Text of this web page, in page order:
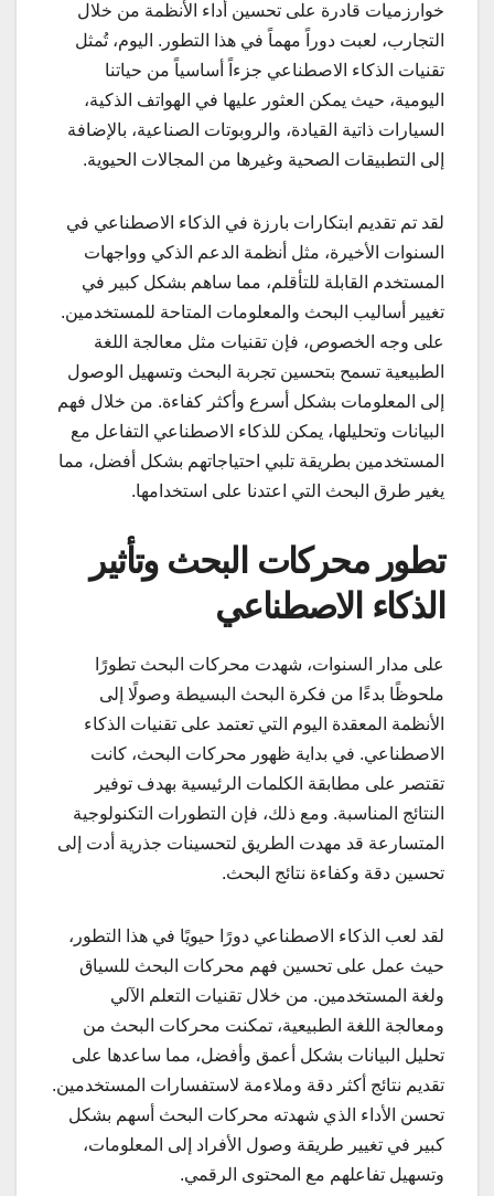
خوارزميات قادرة على تحسين أداء الأنظمة من خلال
التجارب، لعبت دوراً مهماً في هذا التطور. اليوم، تُمثل
تقنيات الذكاء الاصطناعي جزءاً أساسياً من حياتنا
اليومية، حيث يمكن العثور عليها في الهواتف الذكية،
السيارات ذاتية القيادة، والروبوتات الصناعية، بالإضافة
إلى التطبيقات الصحية وغيرها من المجالات الحيوية.
لقد تم تقديم ابتكارات بارزة في الذكاء الاصطناعي في
السنوات الأخيرة، مثل أنظمة الدعم الذكي وواجهات
المستخدم القابلة للتأقلم، مما ساهم بشكل كبير في
تغيير أساليب البحث والمعلومات المتاحة للمستخدمين.
على وجه الخصوص، فإن تقنيات مثل معالجة اللغة
الطبيعية تسمح بتحسين تجربة البحث وتسهيل الوصول
إلى المعلومات بشكل أسرع وأكثر كفاءة. من خلال فهم
البيانات وتحليلها، يمكن للذكاء الاصطناعي التفاعل مع
المستخدمين بطريقة تلبي احتياجاتهم بشكل أفضل، مما
يغير طرق البحث التي اعتدنا على استخدامها.
تطور محركات البحث وتأثير
الذكاء الاصطناعي
على مدار السنوات، شهدت محركات البحث تطورًا
ملحوظًا بدءًا من فكرة البحث البسيطة وصولًا إلى
الأنظمة المعقدة اليوم التي تعتمد على تقنيات الذكاء
الاصطناعي. في بداية ظهور محركات البحث، كانت
تقتصر على مطابقة الكلمات الرئيسية بهدف توفير
النتائج المناسبة. ومع ذلك، فإن التطورات التكنولوجية
المتسارعة قد مهدت الطريق لتحسينات جذرية أدت إلى
تحسين دقة وكفاءة نتائج البحث.
لقد لعب الذكاء الاصطناعي دورًا حيويًا في هذا التطور،
حيث عمل على تحسين فهم محركات البحث للسياق
ولغة المستخدمين. من خلال تقنيات التعلم الآلي
ومعالجة اللغة الطبيعية، تمكنت محركات البحث من
تحليل البيانات بشكل أعمق وأفضل، مما ساعدها على
تقديم نتائج أكثر دقة وملاءمة لاستفسارات المستخدمين.
تحسن الأداء الذي شهدته محركات البحث أسهم بشكل
كبير في تغيير طريقة وصول الأفراد إلى المعلومات،
وتسهيل تفاعلهم مع المحتوى الرقمي.